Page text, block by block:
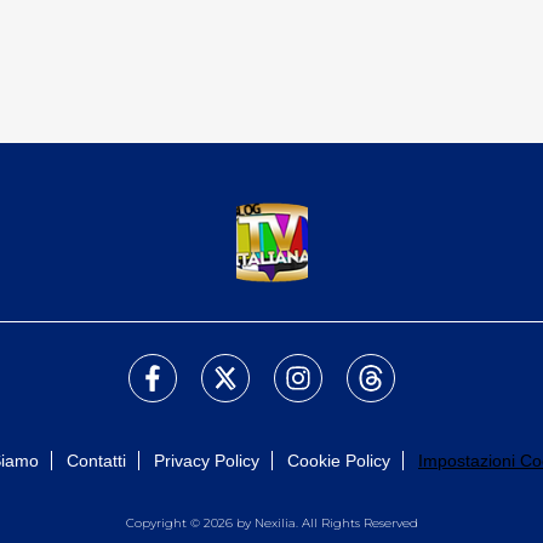
Contatti Privacy Policy Cookie Policy Impostazioni
Copyright © 2026 by Nexilia. All Rights Reserved